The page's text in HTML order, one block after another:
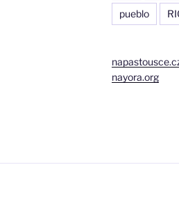
pueblo
nayora.org